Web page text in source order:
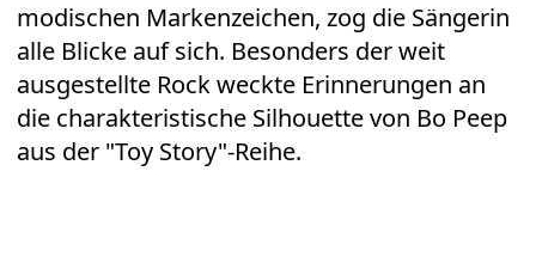
modischen Markenzeichen, zog die Sängerin
alle Blicke auf sich. Besonders der weit
ausgestellte Rock weckte Erinnerungen an
die charakteristische Silhouette von Bo Peep
aus der "Toy Story"-Reihe.